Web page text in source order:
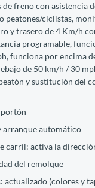
de freno con asistencia
peatones/ciclistas,
y trasero de 4 Km/h
programable,
funciona por encima
de 50 km/h / 30
y sustitución del
portón
arranque automático
carril: activa la
del remolque
actualizado (colores y